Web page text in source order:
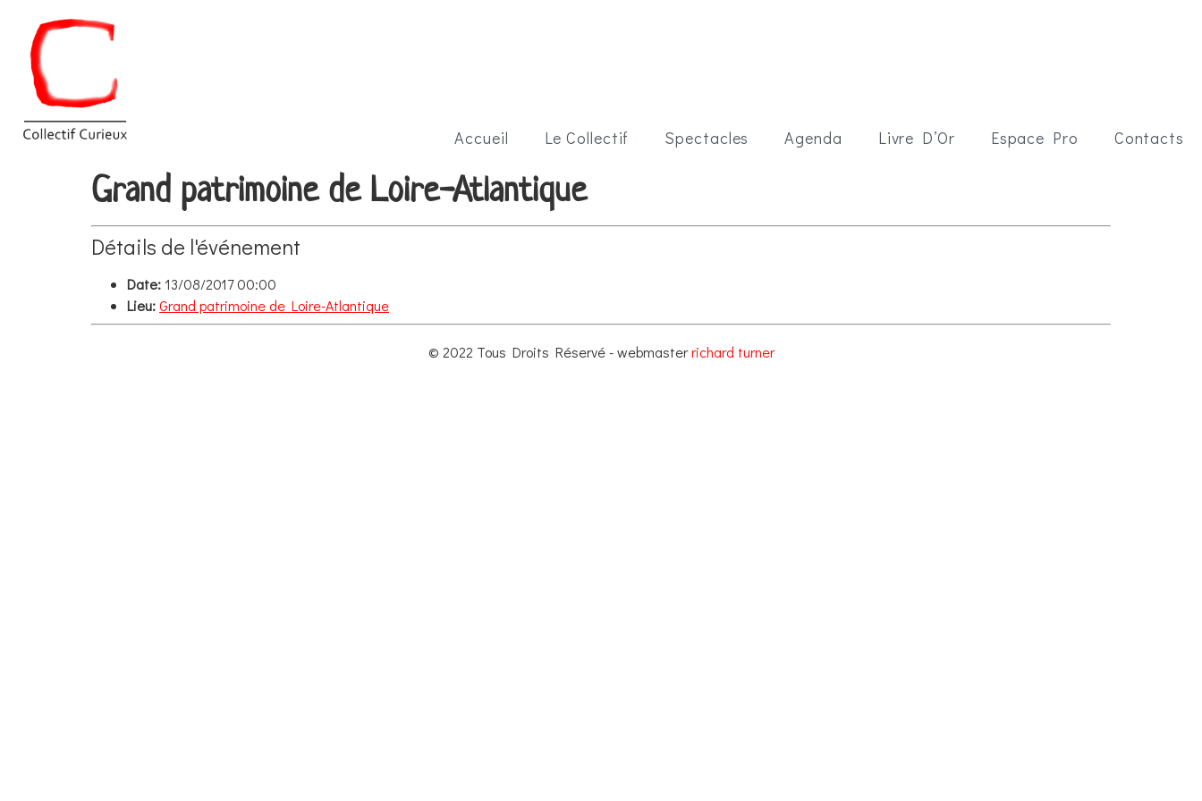
Accueil Le Collectif Spectacles Agenda Livre D’Or Espace Pro Contacts
Grand patrimoine de Loire-Atlantique
Détails de l'événement
Date:13/08/2017 00:00
Lieu:Grand patrimoine de Loire-Atlantique
© 2022 Tous Droits Réservé - webmasterrichard turner